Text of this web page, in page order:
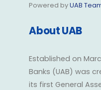
Powered byUAB
About UAB
Established on
Banks (UAB) was
its first General